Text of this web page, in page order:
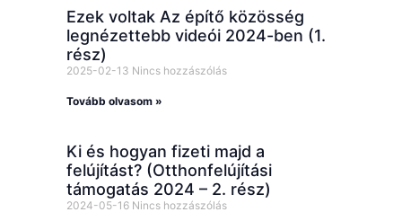
Ezek voltak Az építő közösség
legnézettebb videói 2024-ben (1.
rész)
2025-02-13 Nincs hozzászólás
Tovább olvasom »
Ki és hogyan fizeti majd a
felújítást? (Otthonfelújítási
támogatás 2024 – 2. rész)
2024-05-16 Nincs hozzászólás